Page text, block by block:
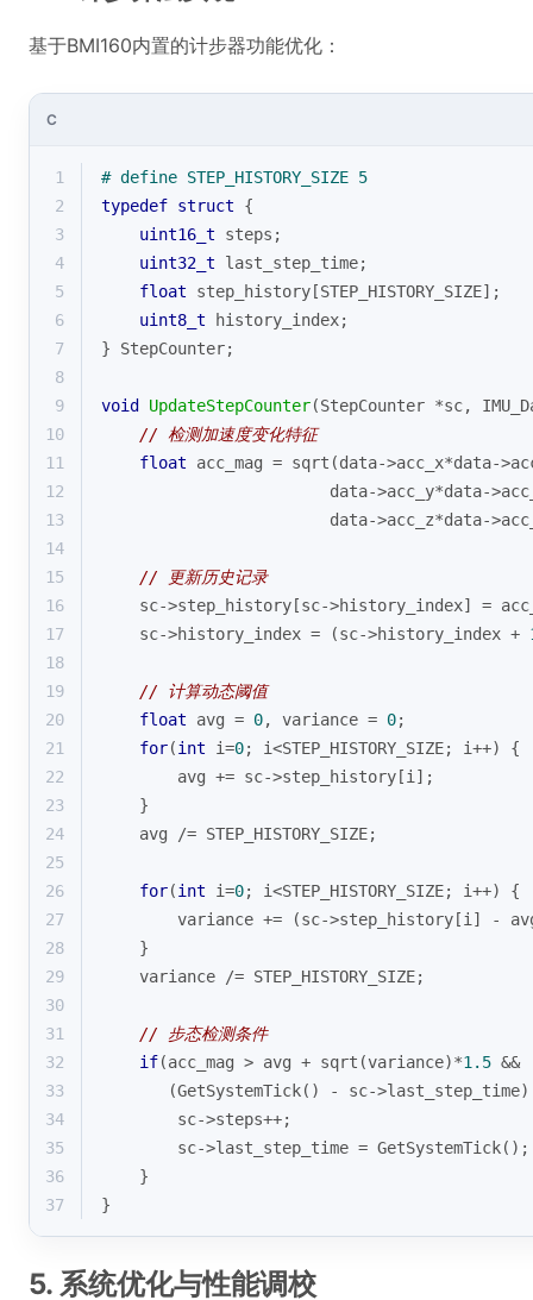
基于BMI160内置的计步器功能优化：
C
1 # define STEP_HISTORY_SIZE 5
2
typedef struct {
3
uint16_t steps;
4
uint32_t last_step_time;
5
float step_history[STEP_HISTORY_SIZE];
6
uint8_t history_index;
7
} StepCounter;
8
9
void UpdateStepCounter(StepCounter *sc,
10
// 检测加速度变化特征
11
float acc_mag = sqrt (data->acc_x*data-
12
data->acc_y*data-
13
data->acc_z*data-
14
15
// 更新历史记录
16
sc->step_history[sc->history_index] =
17
    sc->history_index = (sc->history_index +
18
19
// 计算动态阈值
20
float avg = 0, variance = 0;
21
for(int i=0; i<STEP_HISTORY_SIZE; i++) {
22
        avg += sc->step_history[i];
23
    }
24
    avg /= STEP_HISTORY_SIZE;
25
26
for(int i=0; i<STEP_HISTORY_SIZE; i++) {
27
variance += (sc->step_history[i] -
28
    }
29
    variance /= STEP_HISTORY_SIZE;
30
31
// 步态检测条件
32
if(acc_mag > avg + sqrt (variance)*1.5 &&
33
(GetSystemTick() - sc-
34
        sc->steps++;
35
        sc->last_step_time = GetSystemTick();
36
    }
37
}
5. 系统优化与性能调校